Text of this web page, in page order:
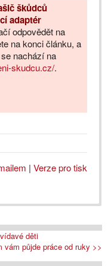
škůdců
adaptér
odpovědět na
na konci článku, a
nachází na
skudcu.cz/.
| Verze pro tisk
děti
půjde práce od ruky >>